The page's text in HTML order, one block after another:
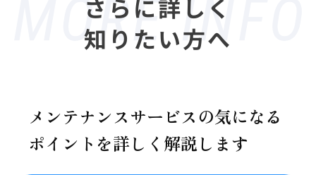
さらに詳しく
知りたい方へ
メンテナンスサービスの気になる
ポイントを詳しく解説します